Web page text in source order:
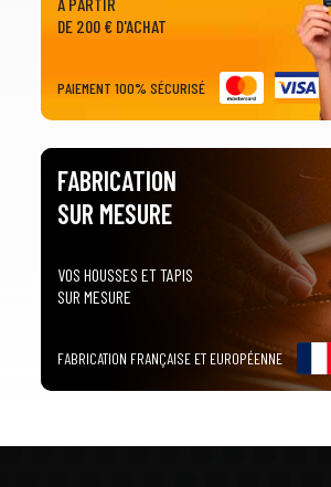
DE 200 € D'ACHAT
PAIEMENT 100% SÉCURISÉ
FABRICATION
SUR MESURE
VOS HOUSSES ET TAPIS
SUR MESURE
FABRICATION FRANÇAISE ET EUROPÉENNE